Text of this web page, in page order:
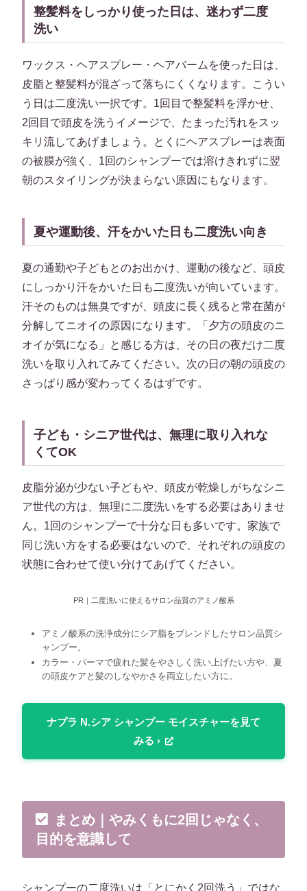
整髪料をしっかり使った日は、迷わず二度
洗い
ワックス・ヘアスプレー・ヘアバームを使った日は、
皮脂と整髪料が混ざって落ちにくくなります。こうい
う日は二度洗い一択です。1回目で整髪料を浮かせ、
2回目で頭皮を洗うイメージで、たまった汚れをスッ
キリ流してあげましょう。とくにヘアスプレーは表面
の被膜が強く、1回のシャンプーでは溶けきれずに翌
朝のスタイリングが決まらない原因にもなります。
夏や運動後、汗をかいた日も二度洗い向き
夏の通勤や子どもとのお出かけ、運動の後など、頭皮
にしっかり汗をかいた日も二度洗いが向いています。
汗そのものは無臭ですが、頭皮に長く残ると常在菌が
分解してニオイの原因になります。「夕方の頭皮のニ
オイが気になる」と感じる方は、その日の夜だけ二度
洗いを取り入れてみてください。次の日の朝の頭皮の
さっぱり感が変わってくるはずです。
子ども・シニア世代は、無理に取り入れな
くてOK
皮脂分泌が少ない子どもや、頭皮が乾燥しがちなシニ
ア世代の方は、無理に二度洗いをする必要はありませ
ん。1回のシャンプーで十分な日も多いです。家族で
同じ洗い方をする必要はないので、それぞれの頭皮の
状態に合わせて使い分けてあげてください。
PR｜二度洗いに使えるサロン品質のアミノ酸系
アミノ酸系の洗浄成分にシア脂をブレンドしたサロン品質シ
ャンプー。
カラー・パーマで疲れた髪をやさしく洗い上げたい方や、夏
の頭皮ケアと髪のしなやかさを両立したい方に。
ナプラ N.シア シャンプー モイスチャーを見て
みる ›
まとめ｜やみくもに2回じゃなく、
目的を意識して
シャンプーの二度洗いは「とにかく2回洗う」ではな